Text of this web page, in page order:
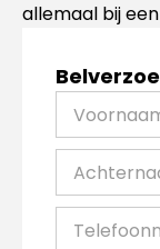
allemaal bij